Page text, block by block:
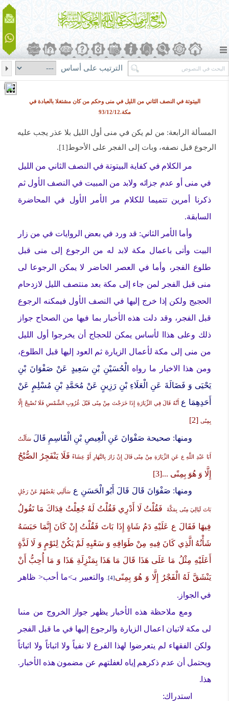
الترتيب على أساس
البيتوتة في النصف الثاني من الليل في منى وحكم من كان مشتغلا بالعبادة في
مكة.93/12/12
المسألة الرابعة: من لم يكن في منى أول الليل بلا عذر يجب عليه
الرجوع قبل نصفه، وبات إلى الفجر على الأحوط[1].
مر الكلام في كفاية البيتوتة في النصف الثاني من الليل
في منى أو عدم جزائه ولابد من المبيت في النصف الأول ثم
ذكرنا أمرين تتميما للكلام مر الأمر الأول في المحاضرة
السابقة.
وأما الأمر الثاني: قد ورد في بعض الروايات في من زار
البيت وأتى باعمال مكة لابد له من الرجوع إلى منى قبل
طلوع الفجر، وأما في العصر الحاضر لا يمكن الرجوعا لى
منى قبل الفجر لمن جاء إلى مكة بعد منتصف الليل لازدحام
الحجيج ولكن إذا خرج إليها في النصف الأول فيمكنه الرجوع
قبل الفجر، وقد دلت هذه الأخبار بما فيها من الصحاح جواز
ذلك وعلى هذاا لأساس يمكن للحجاج أن يخرجوا أول الليل
من منى إلى مكة لأعمال الزيارة ثم العود إليها قبل الطلوع،
ومن هذا الاخبار ما رواه
الْحُسَيْنِ بْنِ سَعِيدٍ عَنْ صَفْوَانَ بْنِ
يَحْيَى وَ فَضَالَةَ عَنِ الْعَلَاءِ بْنِ رَزِينٍ عَنْ مُحَمَّدِ بْنِ مُسْلِمٍ عَنْ
أَحَدِهِمَا عأَنَّهُ قَالَ فِي الزِّيَارَةِ إِذَا خَرَجْتَ مِنْ مِنًى قَبْلَ غُرُوبِ الشَّمْسِ فَلَا تُصْبِحْ إِلَّا
بِمِنًى [2]
ومنها: صحيحة صَفْوَانَ عَنِ الْعِيصِ بْنِ الْقَاسِمِ قَالَ سَأَلْتُ
أَبَا عَبْدِ اللَّهِ ع عَنِ الزِّيَارَةِ مِنْ مِنًى قَالَ إِنْ زَارَ بِالنَّهَارِ أَوْ عِشَاءً فَلَا يَنْفَجِرُ الصُّبْحُ
إِلَّا وَ هُوَ بِمِنًى ...[
3
]
ومنها: صَفْوَانَ قَالَ قَالَ أَبُو الْحَسَنِ ع سَأَلَنِي بَعْضُهُمْ عَنْ رَجُلٍ
بَاتَ لَيَالِيَ مِنًى بِمَكَّةَ فَقُلْتُ لَا أَدْرِي فَقُلْتُ لَهُ جُعِلْتُ فِدَاكَ مَا تَقُولُ
فِيهَا فَقَالَ ع عَلَيْهِ دَمُ شَاةٍ إِذَا بَاتَ فَقُلْتُ إِنْ كَانَ إِنَّمَا حَبَسَهُ
شَأْنُهُ الَّذِي كَانَ فِيهِ مِنْ طَوَافِهِ وَ سَعْيِهِ لَمْ يَكُنْ لِنَوْمٍ وَ لَا لَذَّةٍ
أَعَلَيْهِ مِثْلُ مَا عَلَى هَذَا
قَالَ مَا هَذَا بِمَنْزِلَةِ هَذَا وَ مَا أُحِبُّ أَنْ
يَنْشَقَّ لَهُ الْفَجْرُ إِلَّا وَ هُوَ بِمِنًى [4] والتعبير بـ>ما أحب< ظاهر
في الجواز.
ومع ملاحظة هذه الأخبار يظهر جواز الخروج من منىا
لى مكة لاتيان اعمال الزيارة والرجوع إليها في ما قبل الفجر
ولكن الفقهاء لم يتعرضوا لهذا الفرع لا نفياً ولا اثباتاً ولا اثباتاً
ويحتمل أن عدم ذكرهم إياه لغفلتهم عن مضمون هذه الأخبار.
هذا.
استدراك: